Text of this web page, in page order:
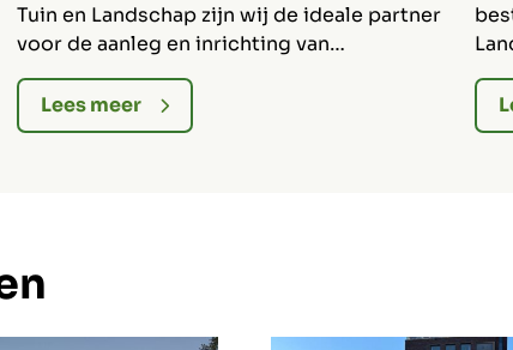
Tuin en Landschap zijn wij de ideale partner
voor de aanleg en inrichting van
schoolpleinen. Wij voorzien alles van
speeltoestellen tot de beplanting.
Lees meer
wij